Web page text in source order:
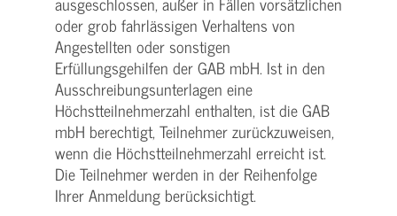
oder grob fahrlässigen Verhaltens von
Angestellten oder sonstigen
Erfüllungsgehilfen der GAB mbH. Ist in den
Ausschreibungsunterlagen eine
Höchstteilnehmerzahl enthalten, ist die GAB
mbH berechtigt, Teilnehmer zurückzuweisen,
wenn die Höchstteilnehmerzahl erreicht ist.
Die Teilnehmer werden in der Reihenfolge
Ihrer Anmeldung berücksichtigt.